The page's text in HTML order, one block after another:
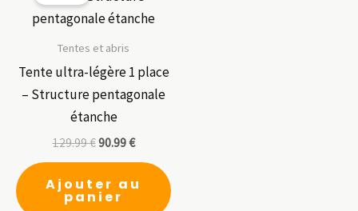
produit
Tentes et abris
Tente ultra-légère 1 place
– Structure pentagonale
étanche
129.99€90.99€
Ajouter au
panier